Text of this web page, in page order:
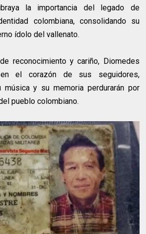
la importancia del legado de
colombiana, consolidando su
ídolo del vallenato.
reconocimiento y cariño, Diomedes
el corazón de sus seguidores,
música y su memoria perdurarán por
pueblo colombiano.